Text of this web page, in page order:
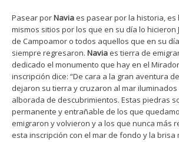
Pasear porNavia es pasear por la historia, es
mismos sitios por los que en su día lo hicieron
de Campoamor o todos aquellos que en su
siempre regresaron. Navia es tierra de
dedicado el monumento que hay en el
inscripción dice: “De cara a la gran aventura
dejaron su tierra y cruzaron al mar
alborada de descubrimientos. Estas piedras
permanente y entrañable de los que
emigraron y volvieron y a los que nunca más
esta inscripción con el mar de fondo y la